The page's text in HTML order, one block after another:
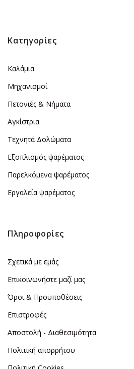
Κατηγορίες
Καλάμια
Μηχανισμοί
Πετονιές & Νήματα
Αγκίστρια
Τεχνητά Δολώματα
Εξοπλισμός ψαρέματος
Παρελκόμενα ψαρέματος
Εργαλεία ψαρέματος
Πληροφορίες
Σχετικά με εμάς
Επικοινωνήστε μαζί μας
Όροι & Προϋποθέσεις
Επιστροφές
Αποστολή - Διαθεσιμότητα
Πολιτική απορρήτου